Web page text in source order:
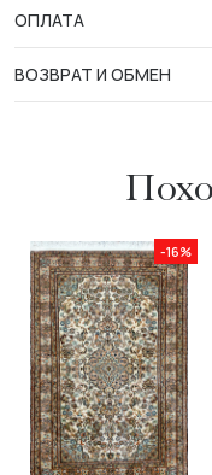
ОПЛАТА
ВОЗВРАТ И ОБМЕН
-16%